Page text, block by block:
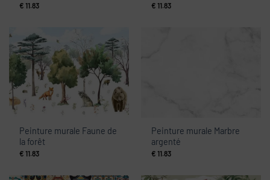
€ 11.83 € 11.83
Peinture murale Faune de
la forêt
€ 11.83
Peinture murale Marbre
argenté
€ 11.83